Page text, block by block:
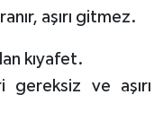
aşırı gitmez.
kıyafet.
gereksiz ve aşırı